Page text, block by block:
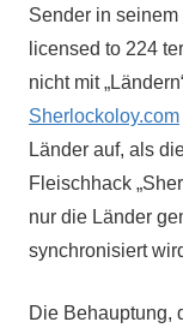
Sender in seinem
licensed to 224
nicht mit
Sherlockoloy.com
Länder auf, als
Fleischhack
nur die Länder
synchronisiert
Die Behauptung,